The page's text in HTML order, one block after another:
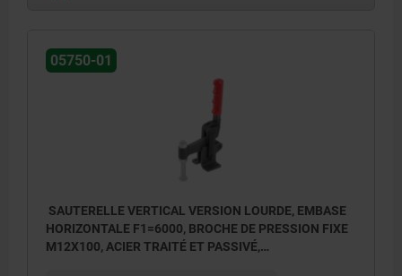
05750-01
SAUTERELLE VERTICAL VERSION LOURDE, EMBASE
HORIZONTALE F1=6000, BROCHE DE PRESSION FIXE
M12X100, ACIER TRAITÉ ET PASSIVÉ,